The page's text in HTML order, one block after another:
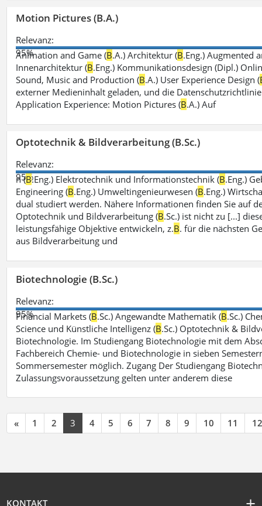
Motion Pictures (B.A.)
Relevanz:
95%
Animation and Game (B.A.) Architektur (B.Eng.) Augmented
Innenarchitektur (B.Eng.) Kommunikationsdesign (Dipl.)
Sound, Music and Production (B.A.) User Experience Design (
externer Medieninhalt geladen, und die
Application Experience: Motion Pictures (B.A.) Auf
Optotechnik & Bildverarbeitung (B.Sc.)
Relevanz:
95%
n (B.Eng.) Elektrotechnik und Informationstechnik (B.Eng.)
Engineering (B.Eng.) Umweltingenieurwesen (B.Eng.)
dual studiert werden. Nähere Informationen finden Sie auf
Optotechnik und Bildverarbeitung (B.Sc.) ist nicht zu [...]
leistungsfähige Objektive entwickeln, z.B. für die nächsten
aus Bildverarbeitung und
Biotechnologie (B.Sc.)
Relevanz:
95%
Financial Markets (B.Sc.) Angewandte Mathematik (B.Sc.)
Science und Künstliche Intelligenz (B.Sc.) Optotechnik &
Biotechnologie. Im Studiengang Biotechnologie mit dem
Fachbereich Chemie- und Biotechnologie in sieben
Sommersemester möglich. Zugang Der Studiengang
Zulassungsvoraussetzung gelten unter anderem diese
« 1 2 3 4 5 6 7 8 9 10 11 12
KONTAKT